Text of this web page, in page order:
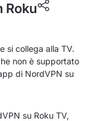
Roku
si collega alla TV.
non è supportato
di NordVPN su
su Roku TV,